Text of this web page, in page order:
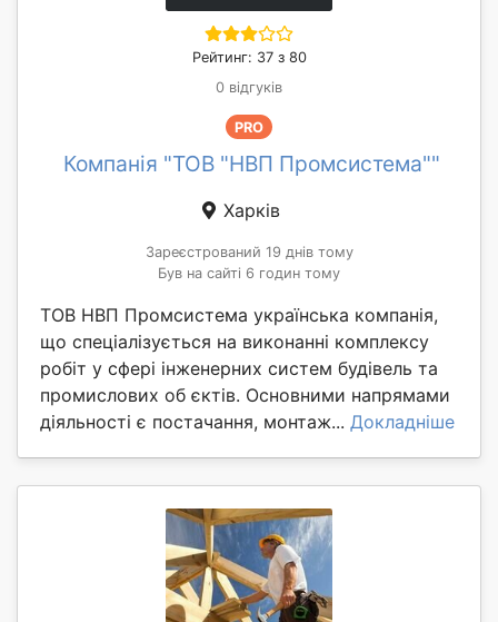
Рейтинг: 37 з 80
0 відгуків
PRO
Компанія "ТОВ "НВП Промсистема""
Харків
Зареєстрований 19 днів тому
Був на сайті 6 годин тому
ТОВ НВП Промсистема українська компанія,
що спеціалізується на виконанні комплексу
робіт у сфері інженерних систем будівель та
промислових об єктів. Основними напрямами
діяльності є постачання, монтаж... Докладніше